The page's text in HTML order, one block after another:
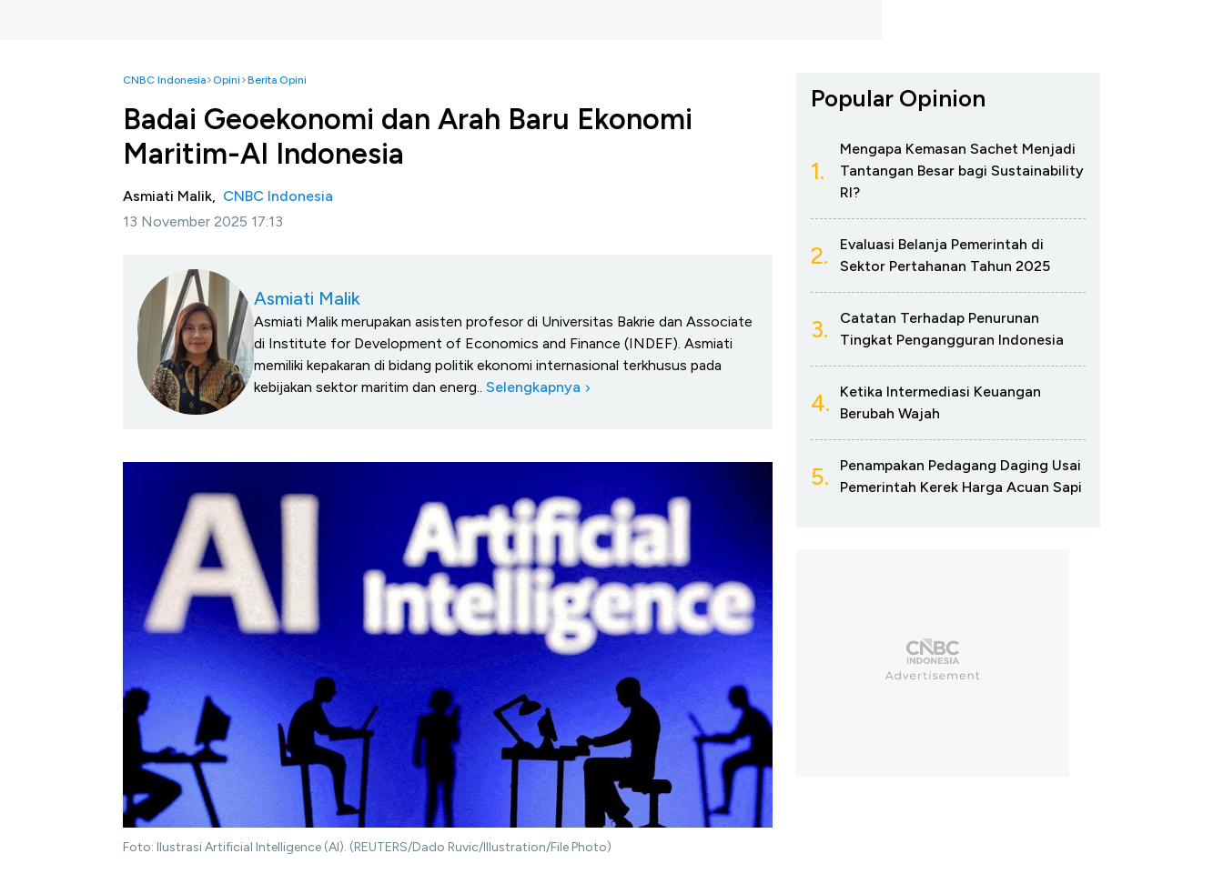
CNBC Indonesia Opini Berita Opini
Badai Geoekonomi dan Arah Baru Ekonomi
Maritim-AI Indonesia
Asmiati Malik, CNBC Indonesia
13 November 2025 17:13
Asmiati Malik
Asmiati Malik merupakan asisten profesor di Universitas Bakrie dan Associate
di Institute for Development of Economics and Finance (INDEF). Asmiati
memiliki kepakaran di bidang politik ekonomi internasional terkhusus pada
kebijakan sektor maritim dan energ.. Selengkapnya
Foto: Ilustrasi Artificial Intelligence (AI). (REUTERS/Dado Ruvic/Illustration/File Photo)
Popular Opinion
1.
Mengapa Kemasan Sachet Menjadi
Tantangan Besar bagi Sustainability
RI?
2.
Evaluasi Belanja Pemerintah di
Sektor Pertahanan Tahun 2025
3.
Catatan Terhadap Penurunan
Tingkat Pengangguran Indonesia
4.
Ketika Intermediasi Keuangan
Berubah Wajah
5.
Penampakan Pedagang Daging Usai
Pemerintah Kerek Harga Acuan Sapi